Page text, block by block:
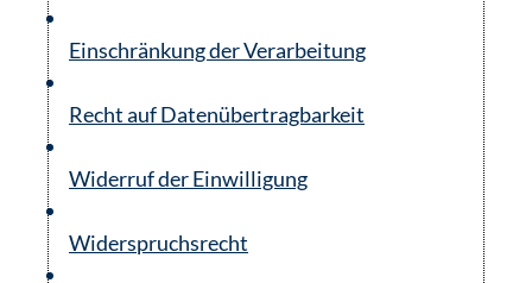
Einschränkung der Verarbeitung
Recht auf Datenübertragbarkeit
Widerruf der Einwilligung
Widerspruchsrecht